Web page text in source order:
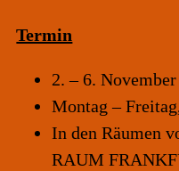
Termin
2. – 6.
Montag –
In den Räumen
RAUM